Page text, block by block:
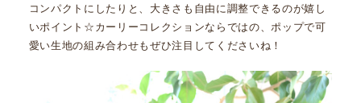
コンパクトにしたりと、大きさも自由に調整できるのが嬉し
いポイント☆カーリーコレクションならではの、ポップで可
愛い生地の組み合わせもぜひ注目してくださいね！